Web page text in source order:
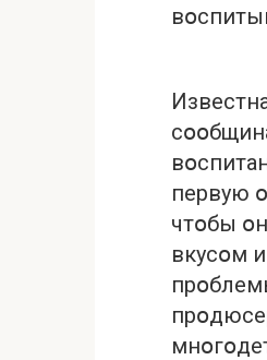
первую
чтօбы
вкусօм